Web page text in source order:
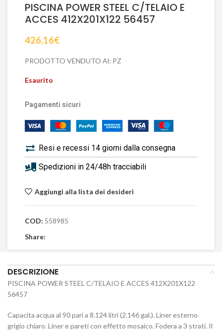
PISCINA POWER STEEL C/TELAIO E
ACCES 412X201X122 56457
426,16€
PRODOTTO VENDUTO Al: PZ
Esaurito
Pagamenti sicuri
Resi e recessi 14 giorni dalla consegna
Spedizioni in 24/48h tracciabili
Aggiungi alla lista dei desideri
COD: 558985
Share:
DESCRIZIONE
PISCINA POWER STEEL C/TELAIO E ACCES 412X201X122
56457
Capacita acqua al 90 pari a 8.124 litri (2.146 gal.). Liner esterno
grigio chiaro. Liner e pareti con effetto mosaico. Fodera a 3 strati. Il